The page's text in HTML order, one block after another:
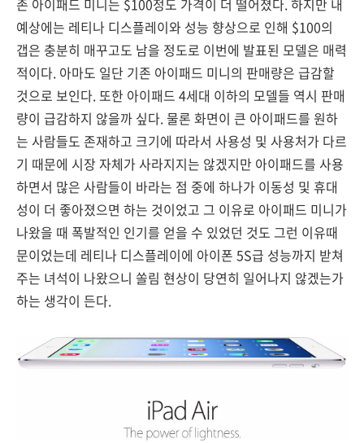
존 아이패드 미니는 $100정도 가격이 더 떨어졌다. 하지만 내
예상에는 레티나 디스플레이와 성능 향상으로 인해 $100의
갭은 충분히 매꾸고도 남을 정도로 이번에 발표된 모델은 매력
적이다. 아마도 일단 기존 아이패드 미니의 판매량은 급감할
것으로 보인다. 또한 아이패드 4세대 이하의 모델들 역시 판매
량이 급감하지 않을까 싶다. 물론 화면이 큰 아이패드를 원하
는 사람들도 존재하고 크기에 따라서 사용성 및 사용처가 다르
기 때문에 시장 자체가 사라지지는 않겠지만 아이패드를 사용
하면서 많은 사람들이 바라는 점 중에 하나가 이동성 및 휴대
성이 더 좋아졌으면 하는 것이었고 그 이유로 아이패드 미니가
나왔을 때 폭발적인 인기를 얻을 수 있었던 것도 그런 이유때
문이었는데 레티나 디스플레이에 아이폰 5S급 성능까지 받쳐
주는 녀석이 나왔으니 쏠림 현상이 당연히 일어나지 않겠는가
하는 생각이 든다.